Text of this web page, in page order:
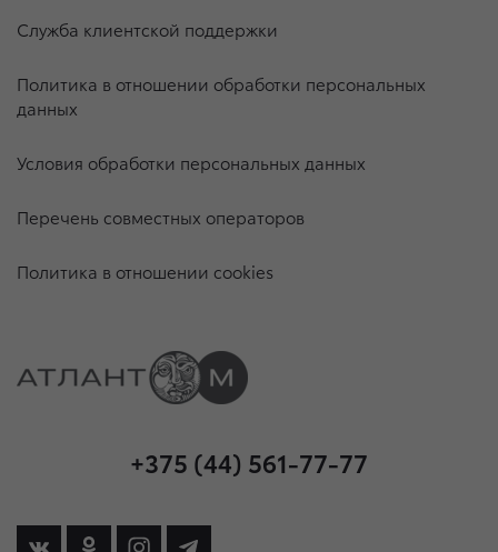
Служба клиентской поддержки
Политика в отношении обработки персональных
данных
Условия обработки персональных данных
Перечень совместных операторов
Политика в отношении cookies
+375 (44) 561-77-77